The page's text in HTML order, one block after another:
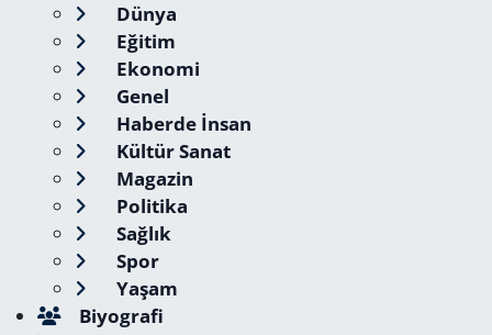
Dünya
Eğitim
Ekonomi
Genel
Haberde İnsan
Kültür Sanat
Magazin
Politika
Sağlık
Spor
Yaşam
Biyografi